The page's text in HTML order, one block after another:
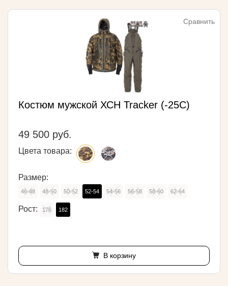
Сравнить
Костюм мужской ХСН Tracker (-25С)
49 500 руб.
Цвета товара:
Размер:
46-48 48-50 50-52 52-54 54-56 56-58 58-60 62-64
Рост: 176 182
В корзину